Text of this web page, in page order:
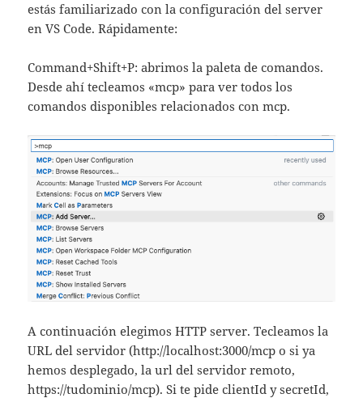
estás familiarizado con la configuración del server
en VS Code. Rápidamente:
Command+Shift+P: abrimos la paleta de comandos.
Desde ahí tecleamos «mcp» para ver todos los
comandos disponibles relacionados con mcp.
A continuación elegimos HTTP server. Tecleamos la
URL del servidor (http://localhost:3000/mcp o si ya
hemos desplegado, la url del servidor remoto,
https://tudominio/mcp). Si te pide clientId y secretId,